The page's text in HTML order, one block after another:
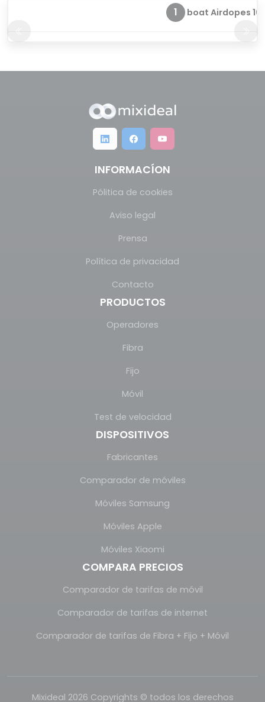
1 boat Airdopes 101
INFORMACÍON
Pólitica de cookies
Aviso legal
Prensa
Política de privacidad
Contacto
PRODUCTOS
Operadores
Fibra
Fijo
Móvil
Test de velocidad
DISPOSITIVOS
Fabricantes
Comparador de móviles
Móviles Samsung
Móviles Apple
Móviles Xiaomi
COMPARA PRECIOS
Comparador de tarifas de móvil
Comparador de tarifas de internet
Comparador de tarifas de Fibra + Fijo + Móvil
Mixideal 2026 Copyrights © todos los derechos